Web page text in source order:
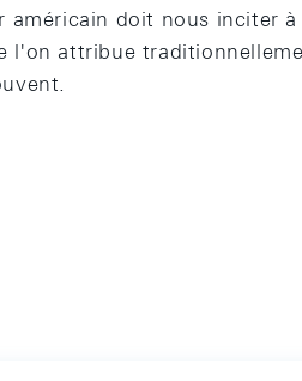
américain doit nous inciter
l'on attribue